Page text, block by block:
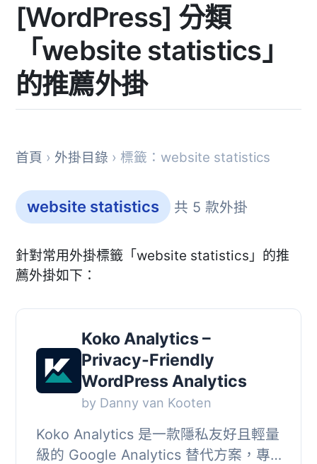
[WordPress] 分類
「website statistics」
的推薦外掛
首頁 › 外掛目錄 › 標籤：website statistics
website statistics 共 5 款外掛
針對常用外掛標籤「website statistics」的推
薦外掛如下：
Koko Analytics –
Privacy-Friendly
WordPress Analytics
by Danny van Kooten
Koko Analytics 是一款隱私友好且輕量
級的 Google Analytics 替代方案，專